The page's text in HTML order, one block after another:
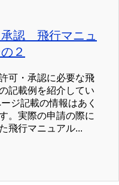
承認 飛行マニュ
２
可・承認に必要な飛
記載例を紹介してい
ジ記載の情報はあく
。実際の申請の際に
飛行マニュアル...